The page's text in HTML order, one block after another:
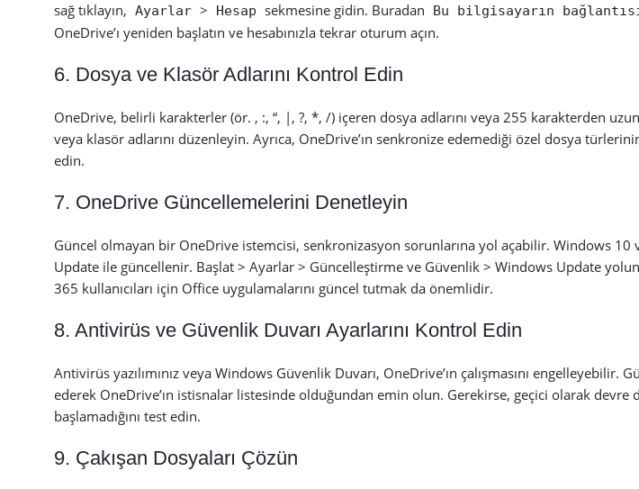
sağ tıklayın, Ayarlar > Hesap sekmesine gidin. Buradan Bu bilgisayarın
OneDrive’ı yeniden başlatın ve hesabınızla tekrar oturum açın.
6. Dosya ve Klasör Adlarını Kontrol Edin
OneDrive, belirli karakterler (ör. , :, “, |, ?, *, /) içeren dosya adlarını veya 255 karakterden
veya klasör adlarını düzenleyin. Ayrıca, OneDrive’ın senkronize edemediği özel dosya
edin.
7. OneDrive Güncellemelerini Denetleyin
Güncel olmayan bir OneDrive istemcisi, senkronizasyon sorunlarına yol açabilir. Windows 10
Update ile güncellenir. Başlat > Ayarlar > Güncelleştirme ve Güvenlik > Windows Update
365 kullanıcıları için Office uygulamalarını güncel tutmak da önemlidir.
8. Antivirüs ve Güvenlik Duvarı Ayarlarını Kontrol Edin
Antivirüs yazılımınız veya Windows Güvenlik Duvarı, OneDrive’ın çalışmasını engelleyebilir.
ederek OneDrive’ın istisnalar listesinde olduğundan emin olun. Gerekirse, geçici olarak devre
başlamadığını test edin.
9. Çakışan Dosyaları Çözün